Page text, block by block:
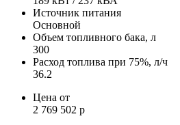
Источник питания
Основной
Объем топливного бака, л
300
Расход топлива при 75%, л/ч
36.2
Цена от
2 769 502 р